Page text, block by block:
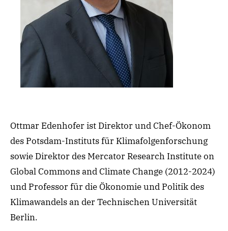
Ottmar Edenhofer ist Direktor und Chef-Ökonom
des Potsdam-Instituts für Klimafolgenforschung
sowie Direktor des Mercator Research Institute on
Global Commons and Climate Change (2012-2024)
und Professor für die Ökonomie und Politik des
Klimawandels an der Technischen Universität
Berlin.